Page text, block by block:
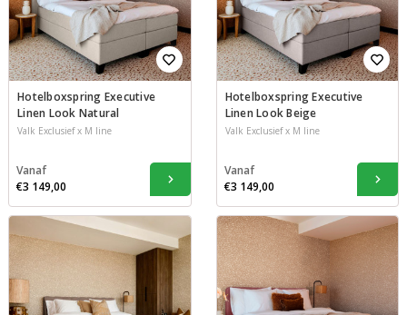
Hotelboxspring Executive
Linen Look Natural
Valk Exclusief x M line
Vanaf
€3 149,00
Hotelboxspring Executive
Linen Look Beige
Valk Exclusief x M line
Vanaf
€3 149,00